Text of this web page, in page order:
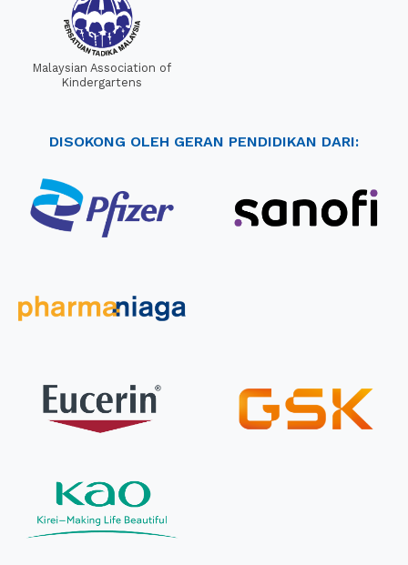
Malaysian Association of
Kindergartens
DISOKONG OLEH GERAN PENDIDIKAN DARI: